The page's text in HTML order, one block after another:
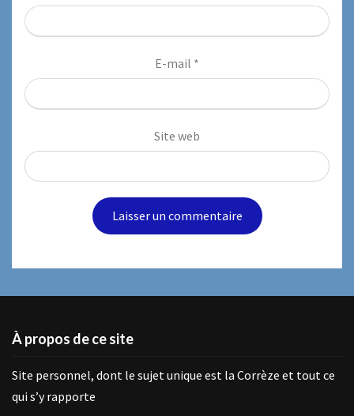
E-mail *
Site web
À propos de ce site
Site personnel, dont le sujet unique est la Corrèze et tout ce
qui s’y rapporte